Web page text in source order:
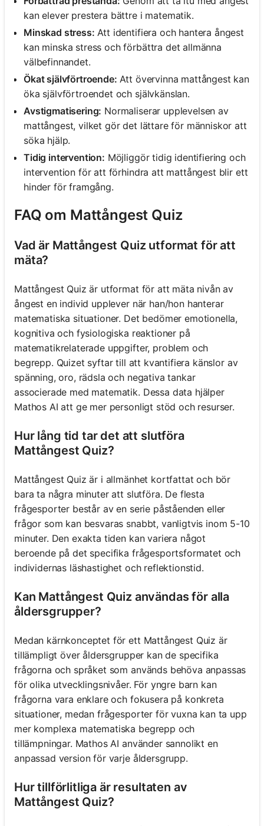
kan elever prestera bättre i matematik.
Minskad stress: Att identifiera och hantera ångest
kan minska stress och förbättra det allmänna
välbefinnandet.
Ökat självförtroende: Att övervinna mattångest kan
öka självförtroendet och självkänslan.
Avstigmatisering: Normaliserar upplevelsen av
mattångest, vilket gör det lättare för människor att
söka hjälp.
Tidig intervention: Möjliggör tidig identifiering och
intervention för att förhindra att mattångest blir ett
hinder för framgång.
FAQ om Mattångest Quiz
Vad är Mattångest Quiz utformat för att
mäta?
Mattångest Quiz är utformat för att mäta nivån av
ångest en individ upplever när han/hon hanterar
matematiska situationer. Det bedömer emotionella,
kognitiva och fysiologiska reaktioner på
matematikrelaterade uppgifter, problem och
begrepp. Quizet syftar till att kvantifiera känslor av
spänning, oro, rädsla och negativa tankar
associerade med matematik. Dessa data hjälper
Mathos AI att ge mer personligt stöd och resurser.
Hur lång tid tar det att slutföra
Mattångest Quiz?
Mattångest Quiz är i allmänhet kortfattat och bör
bara ta några minuter att slutföra. De flesta
frågesporter består av en serie påståenden eller
frågor som kan besvaras snabbt, vanligtvis inom 5-10
minuter. Den exakta tiden kan variera något
beroende på det specifika frågesportsformatet och
individernas läshastighet och reflektionstid.
Kan Mattångest Quiz användas för alla
åldersgrupper?
Medan kärnkonceptet för ett Mattångest Quiz är
tillämpligt över åldersgrupper kan de specifika
frågorna och språket som används behöva anpassas
för olika utvecklingsnivåer. För yngre barn kan
frågorna vara enklare och fokusera på konkreta
situationer, medan frågesporter för vuxna kan ta upp
mer komplexa matematiska begrepp och
tillämpningar. Mathos AI använder sannolikt en
anpassad version för varje åldersgrupp.
Hur tillförlitliga är resultaten av
Mattångest Quiz?